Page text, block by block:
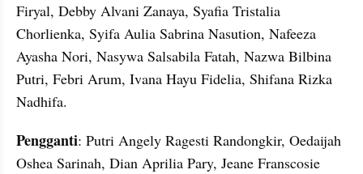
Firyal, Debby Alvani Zanaya, Syafia Tristalia
Chorlienka, Syifa Aulia Sabrina Nasution, Nafeeza
Ayasha Nori, Nasywa Salsabila Fatah, Nazwa Bilbina
Putri, Febri Arum, Ivana Hayu Fidelia, Shifana Rizka
Nadhifa.
Pengganti: Putri Angely Ragesti Randongkir, Oedaijah
Oshea Sarinah, Dian Aprilia Pary, Jeane Franscosie